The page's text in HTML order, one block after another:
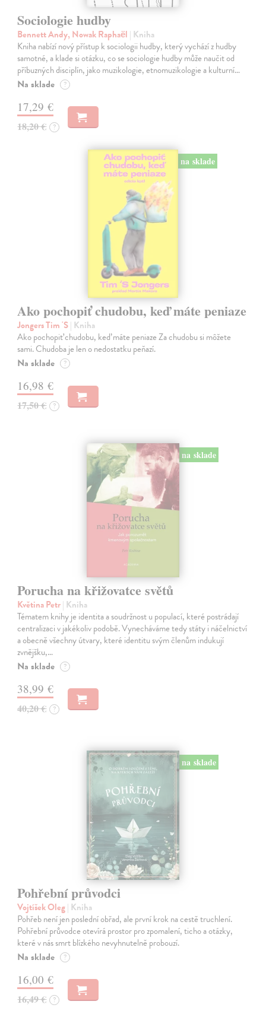
Sociologie hudby
Bennett Andy, Nowak Raphaël | Kniha
Kniha nabízí nový přístup k sociologii hudby, který vychází z hudby
samotné, a klade si otázku, co se sociologie hudby může naučit od
příbuzných disciplín, jako muzikologie, etnomuzikologie a kulturní…
Na sklade ?
17,29 €
18,20 € ?
na sklade
Ako pochopiť chudobu, keď máte peniaze
Jongers Tim 'S| Kniha
Ako pochopiť chudobu, keď máte peniaze Za chudobu si môžete
sami. Chudoba je len o nedostatku peňazí.
Na sklade ?
16,98 €
17,50 € ?
na sklade
Porucha na křižovatce světů
Květina Petr| Kniha
Tématem knihy je identita a soudržnost u populací, které postrádají
centralizaci v jakékoliv podobě. Vynecháváme tedy státy i náčelnictví
a obecně všechny útvary, které identitu svým členům indukují
zvnějšku,…
Na sklade ?
38,99 €
40,20 € ?
na sklade
Pohřební průvodci
Vojtíšek Oleg| Kniha
Pohřeb není jen poslední obřad, ale první krok na cestě truchlení.
Pohřební průvodce otevírá prostor pro zpomalení, ticho a otázky,
které v nás smrt blízkého nevyhnutelně probouzí.
Na sklade ?
16,00 €
16,49 € ?